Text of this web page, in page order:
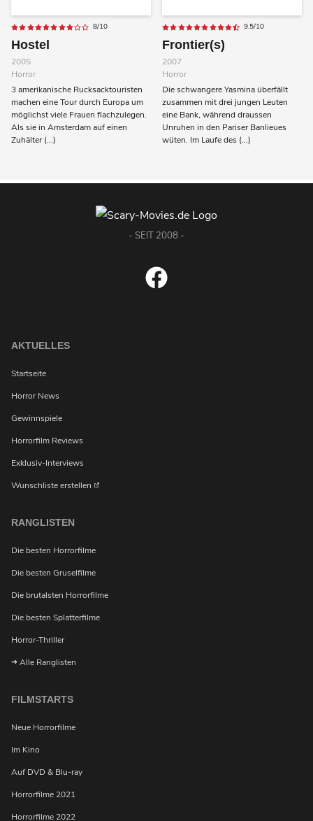
8/10
Hostel
2005
Horror
3 amerikanische Rucksacktouristen
machen eine Tour durch Europa um
möglichst viele Frauen flachzulegen.
Als sie in Amsterdam auf einen
Zuhälter (...)
9.5/10
Frontier(s)
2007
Horror
Die schwangere Yasmina überfällt
zusammen mit drei jungen Leuten
eine Bank, während draussen
Unruhen in den Pariser Banlieues
wüten. Im Laufe des (...)
- SEIT 2008 -
AKTUELLES
Startseite
Horror News
Gewinnspiele
Horrorfilm Reviews
Exklusiv-Interviews
Wunschliste erstellen
RANGLISTEN
Die besten Horrorfilme
Die besten Gruselfilme
Die brutalsten Horrorfilme
Die besten Splatterfilme
Horror-Thriller
Alle Ranglisten
FILMSTARTS
Neue Horrorfilme
Im Kino
Auf DVD & Blu-ray
Horrorfilme 2021
Horrorfilme 2022
Möchtest du bei Neuigkeiten über Horrorfilme von